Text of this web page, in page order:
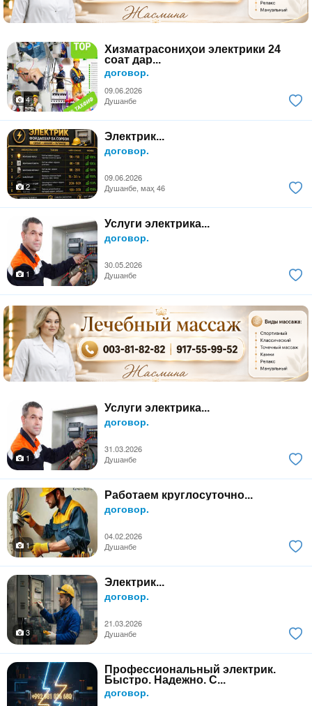
Хизматрасониҳои электрики 24
соат дар...
договор.
09.06.2026
4
Душанбе
Электрик...
договор.
09.06.2026
2
Душанбе, маҳ 46
Услуги электрика...
договор.
30.05.2026
1
Душанбе
Услуги электрика...
договор.
31.03.2026
1
Душанбе
Работаем круглосуточно...
договор.
04.02.2026
1
Душанбе
Электрик...
договор.
21.03.2026
3
Душанбе
Профессиональный электрик.
Быстро. Надежно. С...
договор.